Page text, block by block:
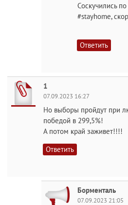
Соскучились
#stayhome,
Ответить
1
07.09.2023 16:27
Но выборы пройдут при
победой в 299,5%!
А потом край заживет!!!!
Ответить
Борменталь
07.09.2023 21:05